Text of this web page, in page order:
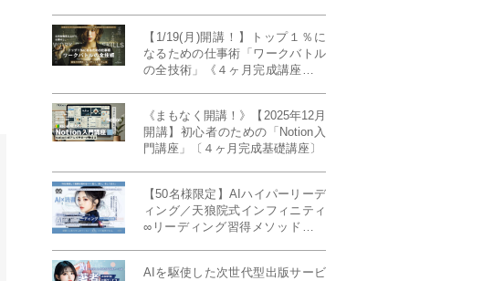
【1/19(月)開講！】トップ１％に
なるための仕事術「ワークバトル
の全技術」《４ヶ月完成講座》ー
《まもなく開講！》【2025年12月
開講】初心者のための「Notion入
門講座」〔４ヶ月完成基礎講座〕
【50名様限定】AIハイパーリーデ
ィング／天狼院式インフィニティ
∞リーディング習得メソッド《４
AIを駆使した次世代型出版サービ